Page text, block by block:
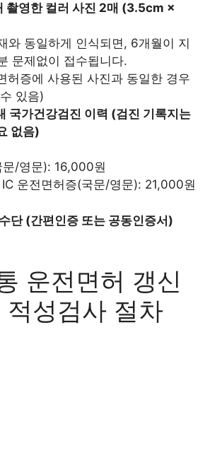
촬영한 컬러 사진 2매 (3.5cm ×
와 동일하게 인식되면, 6개월이 지
문제없이 접수됩니다.
허증에 사용된 사진과 동일한 경우
있음)
국가건강검진 이력 (검진 기록지는
없음)
문/영문): 16,000원
운전면허증(국문/영문): 21,000원
단 (간편인증 또는 공동인증서)
운전면허 갱신
적성검사 절차